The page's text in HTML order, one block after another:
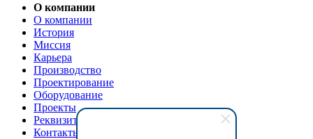
О компании
О компании
История
Миссия
Карьера
Производство
Проектирование
Оборудование
Проекты
Реквизиты
Контакты